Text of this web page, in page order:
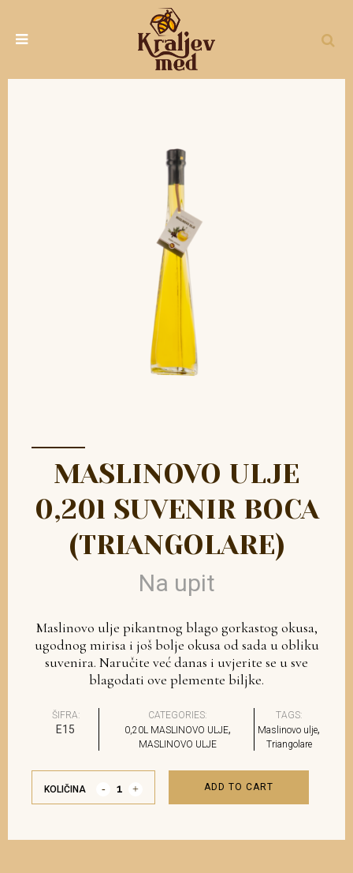
MASLINOVO ULJE
0,20l SUVENIR BOCA
(TRIANGOLARE)
Na upit
Maslinovo ulje pikantnog blago gorkastog okusa,
ugodnog mirisa i još bolje okusa od sada u obliku
suvenira. Naručite već danas i uvjerite se u sve
blagodati ove plemente biljke.
ŠIFRA:
E15
CATEGORIES:
0,20L MASLINOVO ULJE,
MASLINOVO ULJE
TAGS:
Maslinovo ulje,
Triangolare
KOLIČINA ADD TO CART